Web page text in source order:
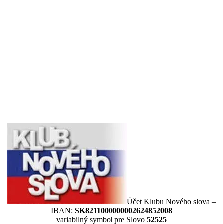
Účet Klubu Nového slova –
IBAN: SK8211000000002624852008
variabilný symbol pre Slovo 52525